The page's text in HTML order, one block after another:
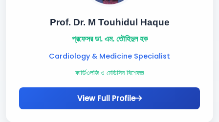
Prof. Dr. M Touhidul Haque
প্রফেসর ডা. এম. তৌহিদুল হক
Cardiology & Medicine Specialist
কার্ডিওলজি ও মেডিসিন বিশেষজ্ঞ
View Full Profile